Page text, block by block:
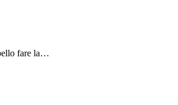
fare la…